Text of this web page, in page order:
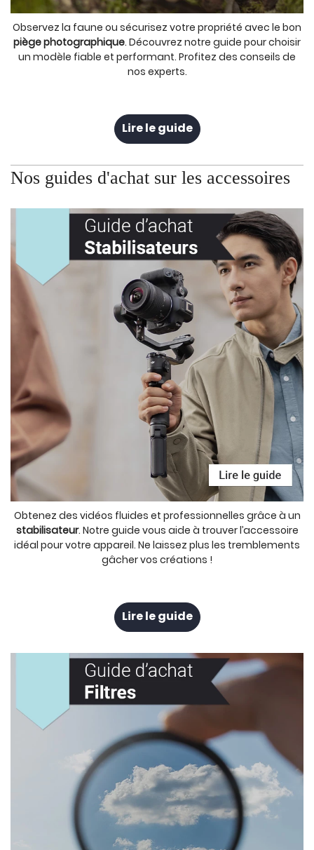
Observez la faune ou sécurisez votre propriété avec le bon
piège photographique. Découvrez notre guide pour choisir
un modèle fiable et performant. Profitez des conseils de
nos experts.
Lire le guide
Nos guides d'achat sur les accessoires
Obtenez des vidéos fluides et professionnelles grâce à un
stabilisateur. Notre guide vous aide à trouver l’accessoire
idéal pour votre appareil. Ne laissez plus les tremblements
gâcher vos créations !
Lire le guide